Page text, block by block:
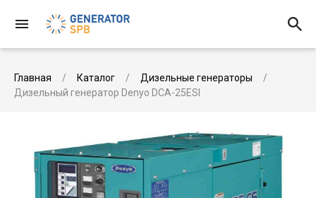
Главная Каталог
Дизельные генераторы
Дизельный генератор Denyo DCA-25ESI